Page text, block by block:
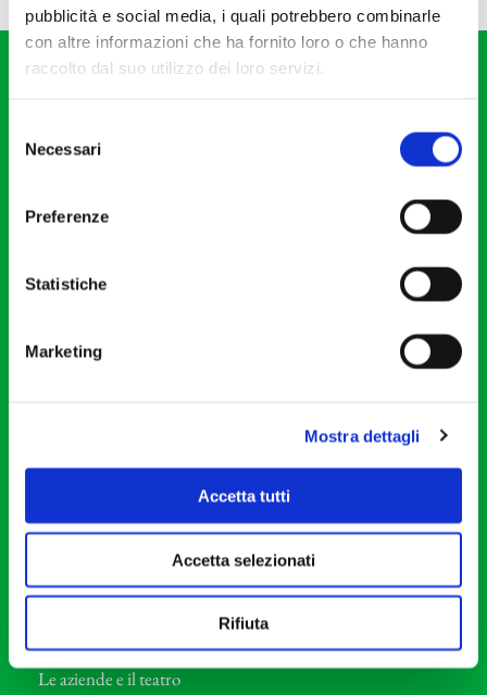
pubblicità e social media, i quali potrebbero combinarle
con altre informazioni che ha fornito loro o che hanno
raccolto dal suo utilizzo dei loro servizi.
delNecessari
Preferenze
Statistiche
Marketing
Mostra dettagli
Accetta tutti
Accetta selezionati
Rifiuta
Via S. Giovanni sul Muro, 2
Cod. Fisc. 80078650159
Orchestra I Pomeriggi Musicali
Direttore Artistico
Professori d’Orchestra
Eventi Corporate
Le aziende e il teatro